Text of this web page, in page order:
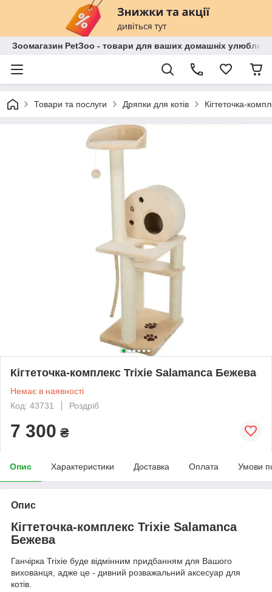
Зоомагазин PetЗoo - товари для ваших домашніх
Товари та послуги Дряпки для котів Кігтеточка-
Кігтеточка-комплекс Trixie Salamanca Бежева
Немає в наявності
Код: 43731
Роздріб
7 300 ₴
Опис Характеристики Доставка Оплата Умови
Опис
Кігтеточка-комплекс Trixie Salamanca
Бежева
Ганчірка Trixie буде відмінним придбанням для Вашого
вихованця, адже це - дивний розважальний аксесуар для
котів.